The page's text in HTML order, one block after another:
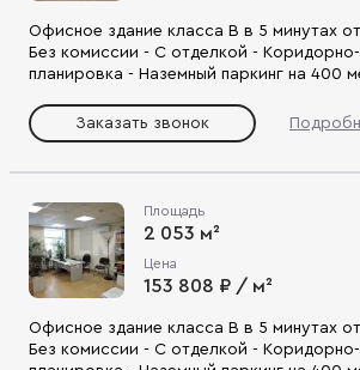
Офисное здание класса В в 5 минутах от
Без комиссии - С отделкой - Коридорно-
планировка - Наземный паркинг на 400
кондиционирования, пропускная система
доступа, видеонаблюдение - Удобный
Заказать звонок
Площадь
2 053 м²
Цена
153 808 ₽ / м²
Офисное здание класса В в 5 минутах от
Без комиссии - С отделкой - Коридорно-